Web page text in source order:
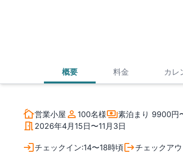
概要 料金 カレ
営業小屋 100名様 素泊まり 9900円
2026年4月15日〜11月3日
チェックイン:14〜18時頃 チェックアウ